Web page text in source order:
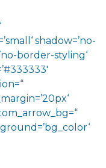
shadow=’no-
border-styling‘